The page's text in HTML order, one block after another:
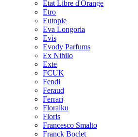
Etat Libre d'Orange
Etro
Eutopie
Eva Longoria
Evis
Evody Parfums
Ex Nihilo
Exte
FCUK
Fendi
Feraud
Ferrari
Floraiku
Floris
Francesco Smalto
Franck Boclet